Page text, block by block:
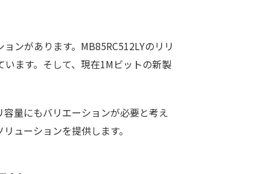
ンがあります。MB85RC512LYのリリ
ます。そして、現在1Mビットの新製
量にもバリエーションが必要と考え
ューションを提供します。